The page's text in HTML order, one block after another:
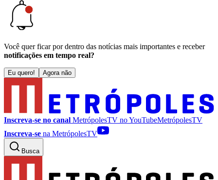
Você quer ficar por dentro das notícias mais importantes e receber
notificações em tempo real?
Eu quero! Agora não
Inscreva-se no canal MetrópolesTV noYouTubeMetrópolesTV
Inscreva-se na MetrópolesTV
Busca